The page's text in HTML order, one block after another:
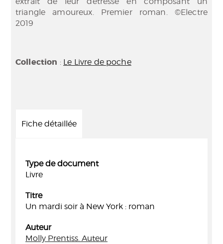
triangle amoureux. Premier roman. ©Electre
2019
Collection : Le Livre de poche
Fiche détaillée
Type de document
Livre
Titre
Un mardi soir à New York : roman
Auteur
Molly Prentiss. Auteur